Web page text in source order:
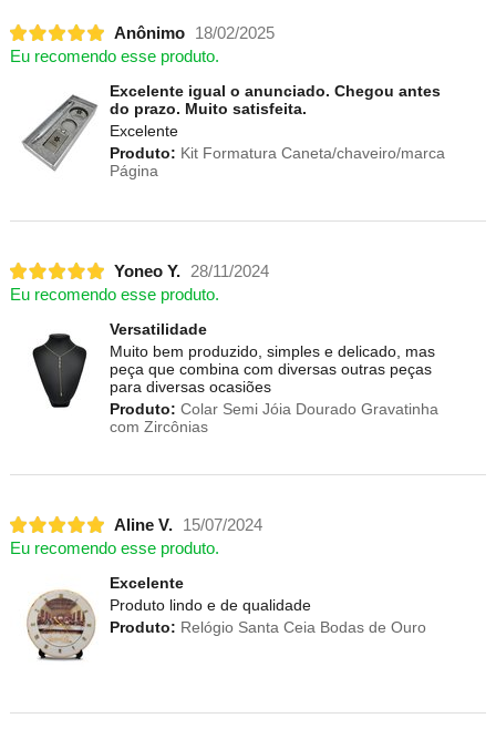
Anônimo
18/02/2025
Eu recomendo esse produto.
Excelente igual o anunciado. Chegou antes
do prazo. Muito satisfeita.
Excelente
Produto: Kit Formatura Caneta/chaveiro/marca
Página
Yoneo Y.
28/11/2024
Eu recomendo esse produto.
Versatilidade
Muito bem produzido, simples e delicado, mas
peça que combina com diversas outras peças
para diversas ocasiões
Produto: Colar Semi Jóia Dourado Gravatinha
com Zircônias
Aline V.
15/07/2024
Eu recomendo esse produto.
Excelente
Produto lindo e de qualidade
Produto: Relógio Santa Ceia Bodas de Ouro